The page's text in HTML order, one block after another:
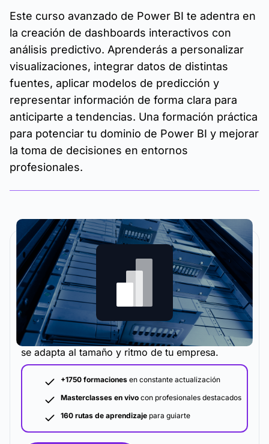
Este curso avanzado de Power BI te adentra en
la creación de dashboards interactivos con
análisis predictivo. Aprenderás a personalizar
visualizaciones, integrar datos de distintas
fuentes, aplicar modelos de predicción y
representar información de forma clara para
anticiparte a tendencias. Una formación práctica
para potenciar tu dominio de Power BI y mejorar
la toma de decisiones en entornos
profesionales.
La metodología y plataforma de formación que
se adapta al tamaño y ritmo de tu empresa.
+1750 formaciones en constante actualización
Masterclasses en vivo con profesionales destacados
160 rutas de aprendizaje para guiarte